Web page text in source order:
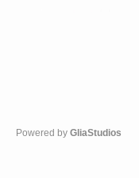
Powered by GliaStudios